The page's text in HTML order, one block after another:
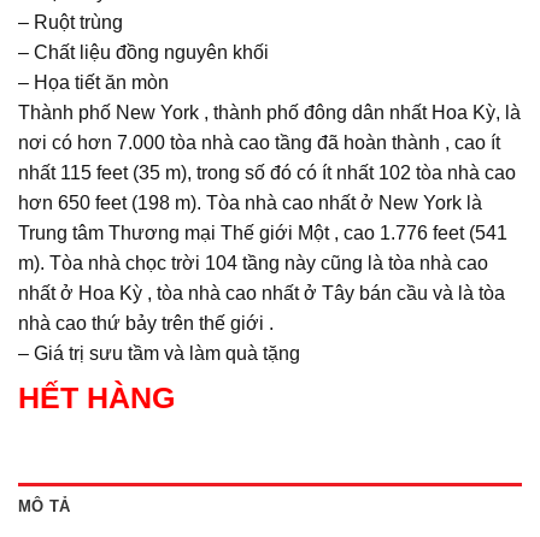
– Ruột trùng
– Chất liệu đồng nguyên khối
– Họa tiết ăn mòn
Thành phố New York , thành phố đông dân nhất Hoa Kỳ, là
nơi có hơn 7.000 tòa nhà cao tầng đã hoàn thành , cao ít
nhất 115 feet (35 m), trong số đó có ít nhất 102 tòa nhà cao
hơn 650 feet (198 m). Tòa nhà cao nhất ở New York là
Trung tâm Thương mại Thế giới Một , cao 1.776 feet (541
m). Tòa nhà chọc trời 104 tầng này cũng là tòa nhà cao
nhất ở Hoa Kỳ , tòa nhà cao nhất ở Tây bán cầu và là tòa
nhà cao thứ bảy trên thế giới .
– Giá trị sưu tầm và làm quà tặng
HẾT HÀNG
MÔ TẢ